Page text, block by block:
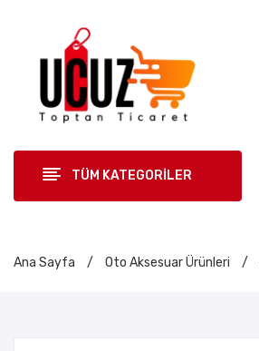
TÜM KATEGORİLER
Ana Sayfa / Oto Aksesuar Ürünleri /